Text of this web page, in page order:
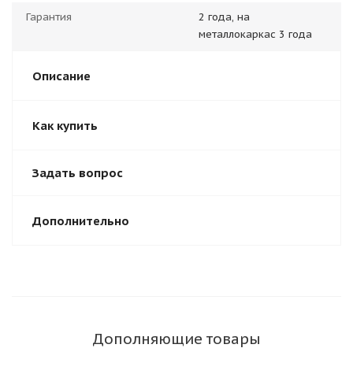
Гарантия
2 года, на
металлокаркас 3 года
Описание
Как купить
Задать вопрос
Дополнительно
Дополняющие товары